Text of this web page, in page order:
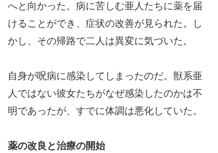
へと向かった。病に苦しむ亜人たちに薬を届
けることができ、症状の改善が見られた。し
かし、その帰路で二人は異変に気づいた。
自身が呪病に感染してしまったのだ。獣系亜
人ではない彼女たちがなぜ感染したのかは不
明であったが、すでに体調は悪化していた。
薬の改良と治療の開始